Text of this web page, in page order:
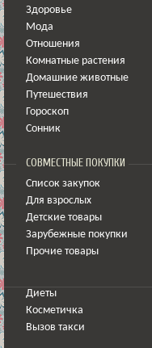
Здоровье
Мода
Отношения
Комнатные растения
Домашние животные
Путешествия
Гороскоп
Сонник
СОВМЕСТНЫЕ ПОКУПКИ
Список закупок
Для взрослых
Детские товары
Зарубежные покупки
Прочие товары
Диеты
Косметичка
Вызов такси